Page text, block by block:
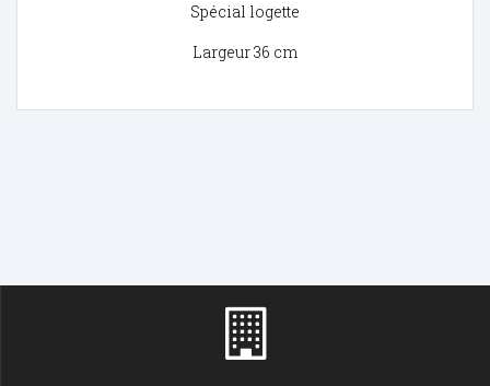
Spécial logette
Largeur 36 cm